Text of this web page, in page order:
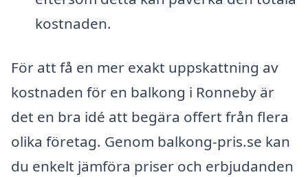
kostnaden.
För att få en mer exakt uppskattning av
kostnaden för en balkong i Ronneby är
det en bra idé att begära offert från flera
olika företag. Genom balkong-pris.se kan
du enkelt jämföra priser och erbjudanden